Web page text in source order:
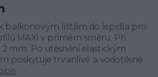
balkonovým lištám do lepidla pro
MAXI v přímém směru. Při
mm. Po utěsnění elastickým
poskytuje trvanlivé a vodotěsné